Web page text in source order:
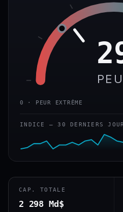
0 · PEUR EXTRÊME
INDICE — 30 DERNIERS
CAP. TOTALE
2 298 Md$